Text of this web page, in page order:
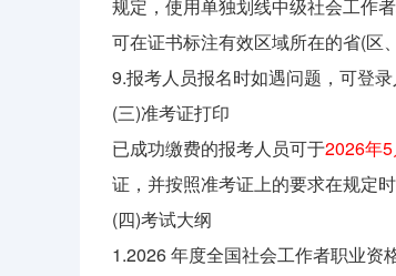
规定，使用单独划线中级社会工作
可在证书标注有效区域所在的省(区
9.报考人员报名时如遇问题，可登录
(三)准考证打印
已成功缴费的报考人员可于2026年
证，并按照准考证上的要求在规定
(四)考试大纲
1.2026 年度全国社会工作者职业资